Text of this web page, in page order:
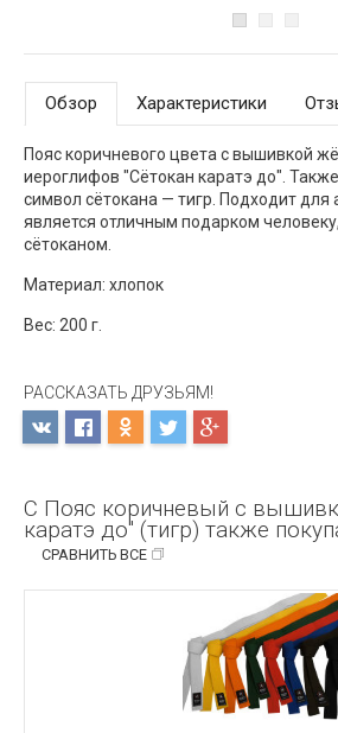
Обзор Характеристики
Пояс коричневого цвета с вышивкой
иероглифов "Сётокан каратэ до".
символ сётокана — тигр. Подходит для
является отличным подарком
сётоканом.
Материал: хлопок
Вес: 200 г.
РАССКАЗАТЬ ДРУЗЬЯМ!
С Пояс коричневый с
каратэ до" (тигр) также
СРАВНИТЬ ВСЕ